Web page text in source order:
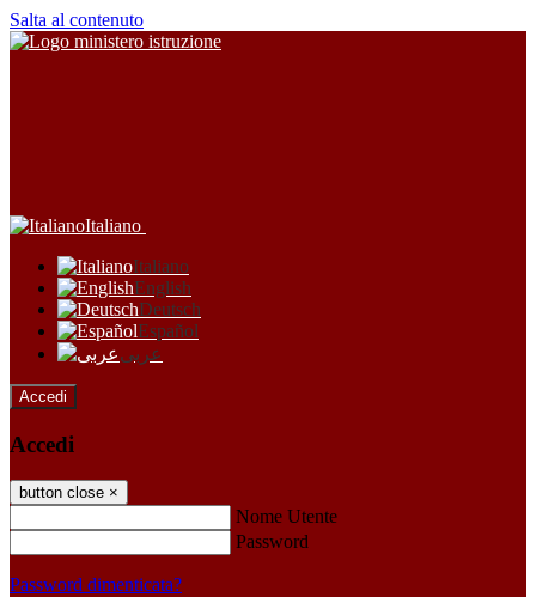
Salta al contenuto
Italiano
Italiano
English
Deutsch
Español
عربى
Accedi
Accedi
button close ×
Nome Utente
Password
Password dimenticata?